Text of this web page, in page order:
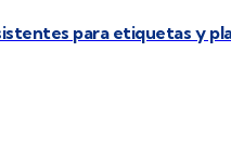
para etiquetas y